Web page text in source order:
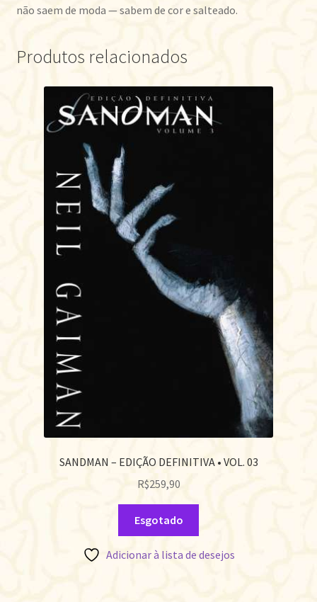
não saem de moda — sabem de cor e salteado.
Produtos relacionados
SANDMAN – EDIÇÃO DEFINITIVA • VOL. 03
R$259,90
Esgotado
Adicionar à lista de desejos